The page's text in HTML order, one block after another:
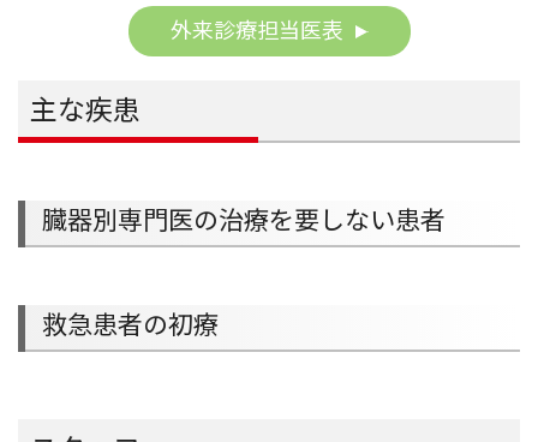
外来診療担当医表
主な疾患
臓器別専門医の治療を要しない患者
救急患者の初療